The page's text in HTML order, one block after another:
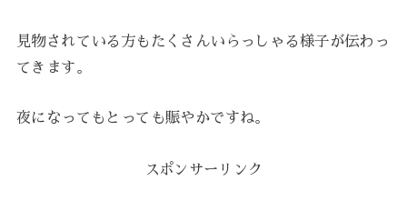
見物されている方もたくさんいらっしゃる様子が伝わっ
てきます。
夜になってもとっても賑やかですね。
スポンサーリンク